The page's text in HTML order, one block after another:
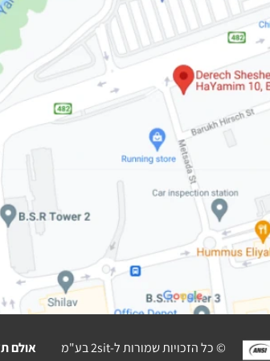
© כל הזכויות שמורות ל-2sit בע"מ אולם